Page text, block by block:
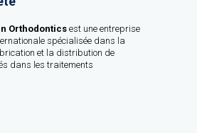
Orthodontics est une entreprise
spécialisée dans la
et la distribution de
dans les traitements